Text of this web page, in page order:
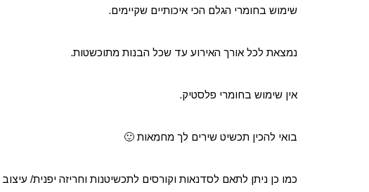
שימוש בחומרי הגלם הכי איכותיים שקיימים.
נמצאת לכל אורך האירוע עד שכל הבנות מתוכשטות.
אין שימוש בחומרי פלסטיק.
בואי להכין תכשיט שירים לך מחמאות 🙂
כמו כן ניתן לתאם לסדנאות וקורסים לתכשיטנות וחריזה יפנית/